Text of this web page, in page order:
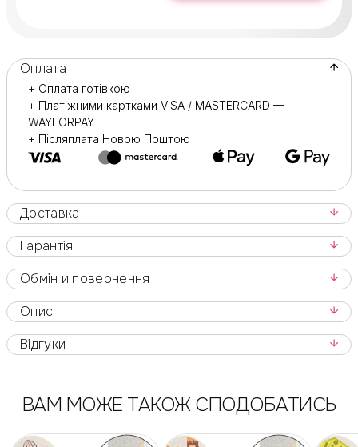
Оплата
+ Оплата готівкою
+ Платіжними картками VISA / MASTERCARD —
WAYFORPAY
+ Післяплата Новою Поштою
Доставка
Гарантія
Обмін и повернення
Опис
Відгуки
ВАМ МОЖЕ ТАКОЖ СПОДОБАТИСЬ